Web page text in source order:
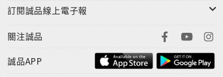
訂閱誠品線上電子報
關注誠品
誠品APP